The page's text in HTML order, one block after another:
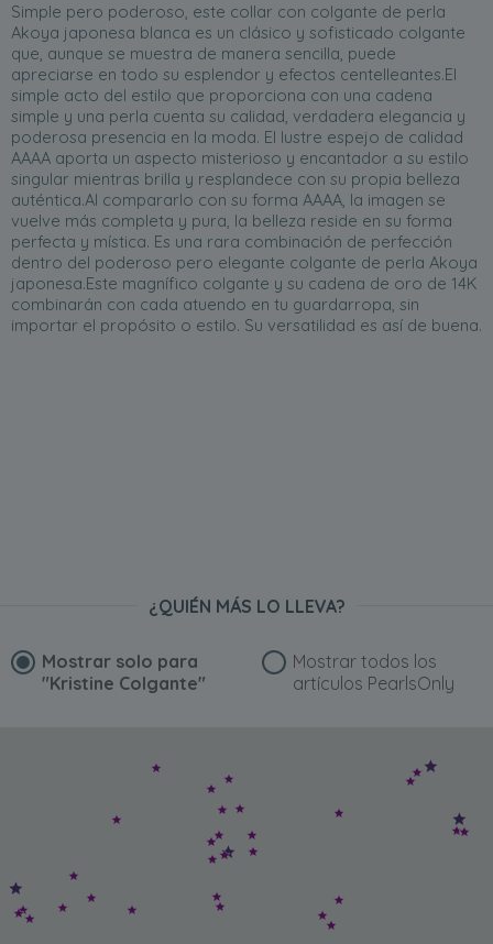
Simple pero poderoso, este collar con colgante de perla
Akoya japonesa blanca es un clásico y sofisticado colgante
que, aunque se muestra de manera sencilla, puede
apreciarse en todo su esplendor y efectos centelleantes.El
simple acto del estilo que proporciona con una cadena
simple y una perla cuenta su calidad, verdadera elegancia y
poderosa presencia en la moda. El lustre espejo de calidad
AAAA aporta un aspecto misterioso y encantador a su estilo
singular mientras brilla y resplandece con su propia belleza
auténtica.Al compararlo con su forma AAAA, la imagen se
vuelve más completa y pura, la belleza reside en su forma
perfecta y mística. Es una rara combinación de perfección
dentro del poderoso pero elegante colgante de perla Akoya
japonesa.Este magnífico colgante y su cadena de oro de 14K
combinarán con cada atuendo en tu guardarropa, sin
importar el propósito o estilo. Su versatilidad es así de buena.
¿QUIÉN MÁS LO LLEVA?
Mostrar solo para
"Kristine Colgante"
Mostrar todos los
artículos PearlsOnly